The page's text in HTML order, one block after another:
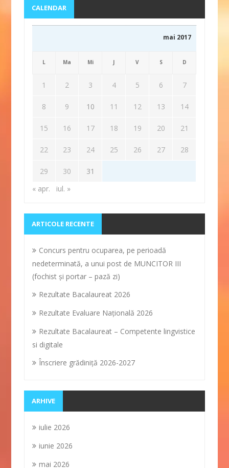
CALENDAR
mai 2017
L Ma Mi J V S D
1 2 3 4 5 6 7
8 9 10 11 12 13 14
15 16 17 18 19 20 21
22 23 24 25 26 27 28
29 30
31
« apr.
iul. »
ARTICOLE RECENTE
Concurs pentru ocuparea, pe perioadă
nedeterminată, a unui post de MUNCITOR III
(fochist și portar – pază zi)
Rezultate Bacalaureat 2026
Rezultate Evaluare Naţională 2026
Rezultate Bacalaureat – Competente lingvistice
si digitale
Înscriere grădiniţă 2026-2027
ARHIVE
iulie 2026
iunie 2026
mai 2026